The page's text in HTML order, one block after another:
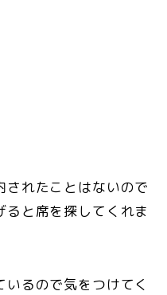
されたことはないので
と席を探してくれま
るので気をつけてく